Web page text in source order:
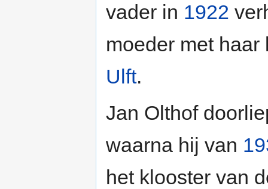
vader in 1922
moeder met
Ulft.
Jan Olthof
waarna hij van
het klooster van